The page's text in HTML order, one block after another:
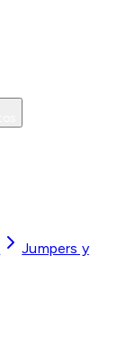
Jumpers y